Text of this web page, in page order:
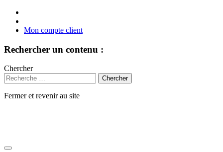
Mon compte client
Rechercher un contenu :
Chercher
Fermer et revenir au site